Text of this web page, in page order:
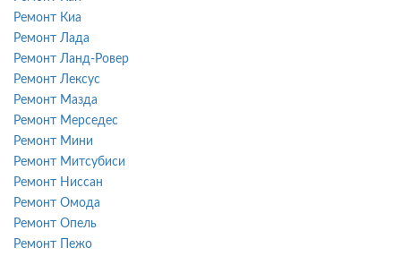
Ремонт Киа
Ремонт Лада
Ремонт Ланд-Ровер
Ремонт Лексус
Ремонт Мазда
Ремонт Мерседес
Ремонт Мини
Ремонт Митсубиси
Ремонт Ниссан
Ремонт Омода
Ремонт Опель
Ремонт Пежо